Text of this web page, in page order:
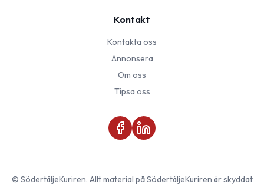
Kontakt
Kontakta oss
Annonsera
Om oss
Tipsa oss
© SödertäljeKuriren. Allt material påSödertäljeKuriren är skyddat